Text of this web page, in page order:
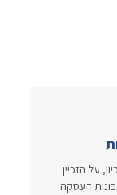
על הזכיין
העסקה